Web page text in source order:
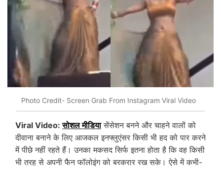
Photo Credit- Screen Grab From Instagram Viral Video
Viral Video:सोशल मीडियासेंसेशन बनने और चाहने वालों को
दीवाना बनाने के लिए आजकल इनफ्लुएंसर किसी भी हद को पार करने
में पीछे नहीं रहते हैं। उनका मकसद सिर्फ इतना होता है कि वह किसी
भी तरह से अपनी फैन फॉलोइंग को बरकरार रख सके। ऐसे में कभी-